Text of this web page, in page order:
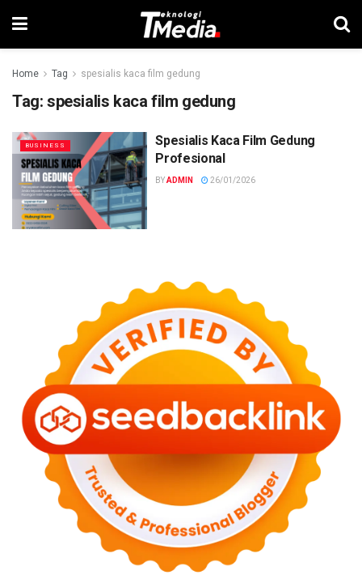
Home Tag spesialis kaca film gedung
Tag: spesialis kaca film gedung
BUSINESS
Spesialis Kaca Film Gedung
Profesional
BYADMIN 26/01/2026